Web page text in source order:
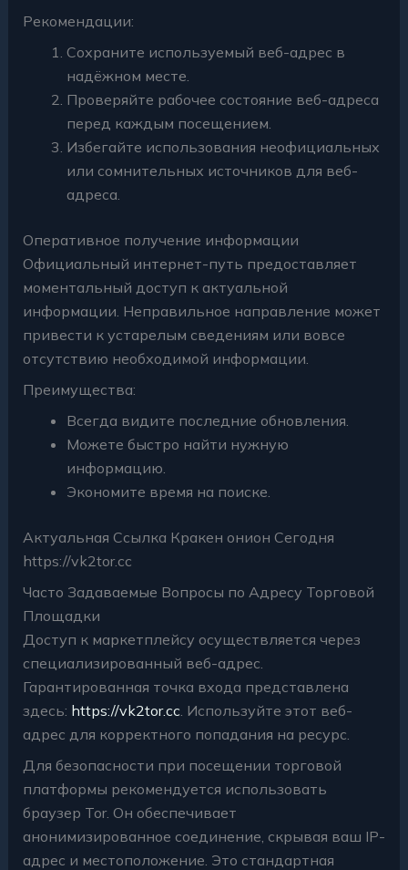
Рекомендации:
Сохраните используемый веб-адрес в
надёжном месте.
Проверяйте рабочее состояние веб-адреса
перед каждым посещением.
Избегайте использования неофициальных
или сомнительных источников для веб-
адреса.
Оперативное получение информации
Официальный интернет-путь предоставляет
моментальный доступ к актуальной
информации. Неправильное направление может
привести к устарелым сведениям или вовсе
отсутствию необходимой информации.
Преимущества:
Всегда видите последние обновления.
Можете быстро найти нужную
информацию.
Экономите время на поиске.
Актуальная Ссылка Кракен онион Сегодня
https://vk2tor.cc
Часто Задаваемые Вопросы по Адресу Торговой
Площадки
Доступ к маркетплейсу осуществляется через
специализированный веб-адрес.
Гарантированная точка входа представлена
здесь: https://vk2tor.cc . Используйте этот веб-
адрес для корректного попадания на ресурс.
Для безопасности при посещении торговой
платформы рекомендуется использовать
браузер Tor. Он обеспечивает
анонимизированное соединение, скрывая ваш IP-
адрес и местоположение. Это стандартная